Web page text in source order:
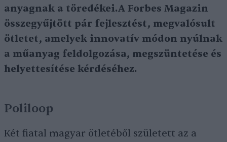
anyagnak a töredékei.A Forbes Magazin
összegyűjtött pár fejlesztést, megvalósult
ötletet, amelyek innovatív módon nyúlnak
a műanyag feldolgozása, megszüntetése és
helyettesítése kérdéséhez.
Poliloop
Két fiatal magyar ötletéből született az a